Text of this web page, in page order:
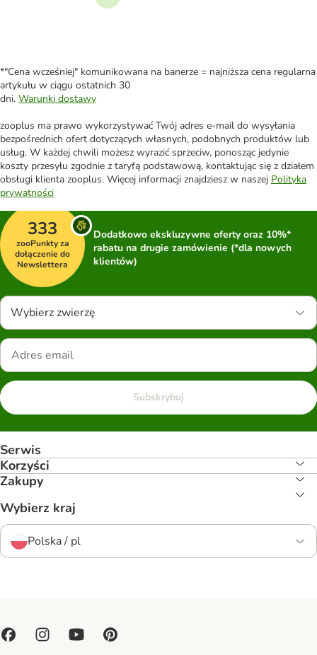
*"Cena wcześniej" komunikowana na banerze = najniższa cena regularna
artykułu w ciągu ostatnich 30
dni. Warunki dostawy
zooplus ma prawo wykorzystywać Twój adres e-mail do wysyłania
bezpośrednich ofert dotyczących własnych, podobnych produktów lub
usług. W każdej chwili możesz wyrazić sprzeciw, ponosząc jedynie
koszty przesyłu zgodnie z taryfą podstawową, kontaktując się z działem
obsługi klienta zooplus. Więcej informacji znajdziesz w naszej Polityka
prywatności
333
zooPunkty za
dołączenie do
Newslettera
Dodatkowo ekskluzywne oferty oraz 10%*
rabatu na drugie zamówienie (*dla nowych
klientów)
Wybierz zwierzę
Subskrybuj
Serwis
Korzyści
Zakupy
Wybierz kraj
Polska / pl